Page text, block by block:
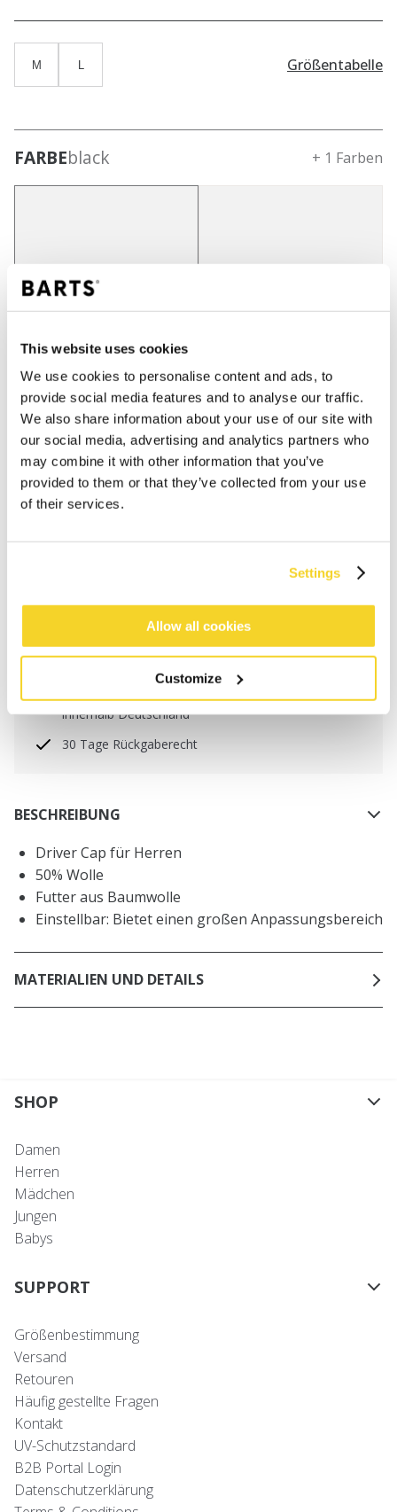
This website uses cookies
We use cookies to personalise content and ads, to
provide social media features and to analyse our traffic.
We also share information about your use of our site with
our social media, advertising and analytics partners who
may combine it with other information that you’ve
provided to them or that they’ve collected from your use
of their services.
Settings
Allow all cookies
Customize
M L Größentabelle
FARBEblack + 1 Farben
Freitag) bei uns eingehen, werden noch am selben
Kostenlose Lieferung für Bestellungen über 50€
innerhalb Deutschland
30 Tage Rückgaberecht
BESCHREIBUNG
Driver Cap für Herren
50% Wolle
Futter aus Baumwolle
Einstellbar: Bietet einen großen Anpassungsbereich
MATERIALIEN UND DETAILS
SHOP
Damen
Herren
Mädchen
Jungen
Babys
SUPPORT
Größenbestimmung
Versand
Retouren
Häufig gestellte Fragen
Kontakt
UV-Schutzstandard
B2B Portal Login
Datenschutzerklärung